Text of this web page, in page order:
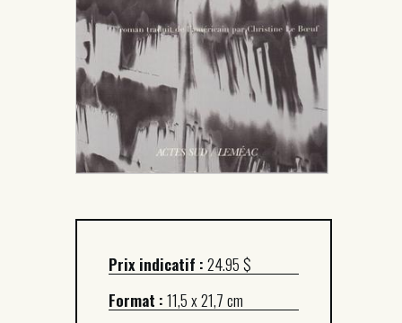
Prix indicatif :24.95 $
Format :11,5 x 21,7 cm